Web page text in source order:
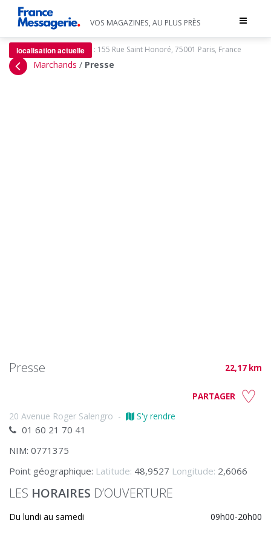
Toggle
VOS MAGAZINES, AU PLUS PRÈS
localisation actuelle : 155 Rue Saint Honoré, 75001 Paris, France
Marchands / Presse
Presse 22,17 km
PARTAGER
20 Avenue Roger Salengro - S'y rendre
01 60 21 70 41
NIM: 0771375
Point géographique: Latitude: 48,9527 Longitude: 2,6066
LES HORAIRES D’OUVERTURE
Du lundi au samedi 09h00-20h00